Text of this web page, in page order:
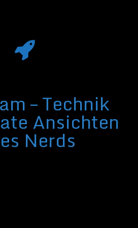
– Technik
Ansichten
Nerds